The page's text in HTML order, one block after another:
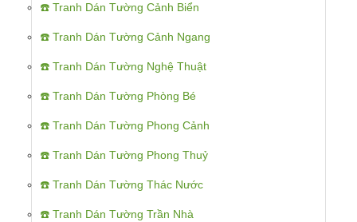
☎️ Tranh Dán Tường Cảnh Biển
☎️ Tranh Dán Tường Cảnh Ngang
☎️ Tranh Dán Tường Nghệ Thuật
☎️ Tranh Dán Tường Phòng Bé
☎️ Tranh Dán Tường Phong Cảnh
☎️ Tranh Dán Tường Phong Thuỷ
☎️ Tranh Dán Tường Thác Nước
☎️ Tranh Dán Tường Trần Nhà